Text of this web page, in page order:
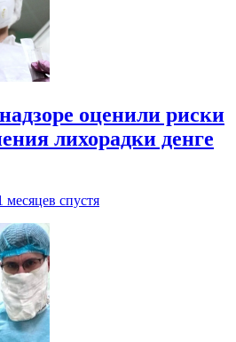
оценили риски
лихорадки денге
месяцев спустя